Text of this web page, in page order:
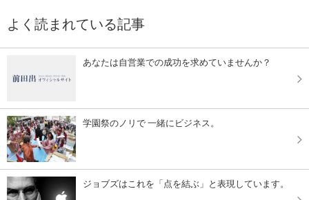
よく読まれている記事
あなたは自営業での成功を求めていませんか？
学園祭のノリで 一緒にビジネス。
ジョブズはこれを「点を結ぶ」と表現しています。